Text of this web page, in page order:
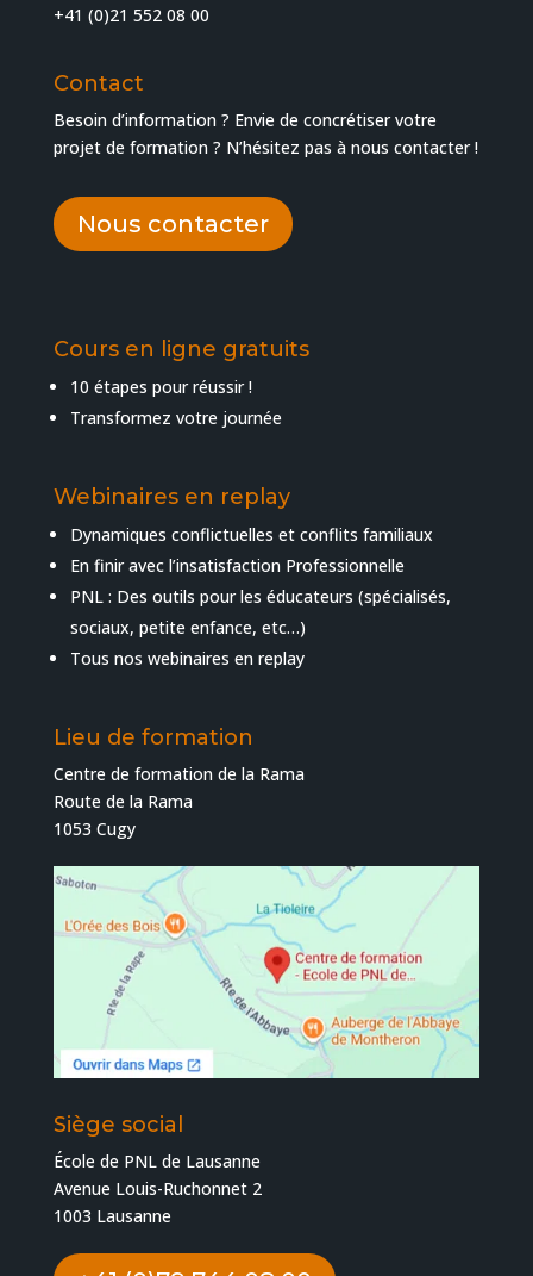
+41 (0)21 552 08 00
Contact
Besoin d’information ? Envie de concrétiser votre
projet de formation ? N’hésitez pas à nous contacter !
Nous contacter
Cours en ligne gratuits
10 étapes pour réussir !
Transformez votre journée
Webinaires en replay
Dynamiques conflictuelles et conflits familiaux
En finir avec l’insatisfaction Professionnelle
PNL : Des outils pour les éducateurs (spécialisés,
sociaux, petite enfance, etc…)
Tous nos webinaires en replay
Lieu de formation
Centre de formation de la Rama
Route de la Rama
1053 Cugy
Siège social
École de PNL de Lausanne
Avenue Louis-Ruchonnet 2
1003 Lausanne